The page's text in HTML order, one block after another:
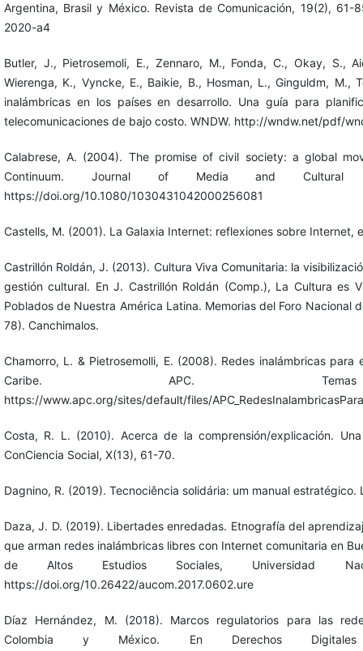
Argentina, Brasil y México. Revista de Comunicación, 19(2), 61-
2020-a4
Butler, J., Pietrosemoli, E., Zennaro, M., Fonda, C., Okay, S.,
Wierenga, K., Vyncke, E., Baikie, B., Hosman, L., Ginguldm, M.,
inalámbricas en los países en desarrollo. Una guía para
telecomunicaciones de bajo costo. WNDW. http://wndw.net/pdf/
Calabrese, A. (2004). The promise of civil society: a global
Continuum. Journal of Media and Cultural
https://doi.org/10.1080/1030431042000256081
Castells, M. (2001). La Galaxia Internet: reflexiones sobre Internet,
Castrillón Roldán, J. (2013). Cultura Viva Comunitaria: la
gestión cultural. En J. Castrillón Roldán (Comp.), La Cultura es
Poblados de Nuestra América Latina. Memorias del Foro Nacional
78). Canchimalos.
Chamorro, L. & Pietrosemolli, E. (2008). Redes inalámbricas para
Caribe. APC. Temas
https://www.apc.org/sites/default/files/
Costa, R. L. (2010). Acerca de la comprensión/explicación.
ConCiencia Social, X(13), 61-70.
Dagnino, R. (2019). Tecnociência solidária: um manual estratégico.
Daza, J. D. (2019). Libertades enredadas. Etnografía del
que arman redes inalámbricas libres con Internet comunitaria en
de Altos Estudios Sociales, Universidad
https://doi.org/10.26422/aucom.2017.0602.ure
Díaz Hernández, M. (2018). Marcos regulatorios para las
Colombia y México. En Derechos